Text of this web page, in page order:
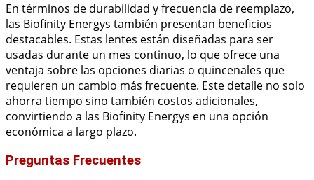
En términos de durabilidad y frecuencia de reemplazo,
las Biofinity Energys también presentan beneficios
destacables. Estas lentes están diseñadas para ser
usadas durante un mes continuo, lo que ofrece una
ventaja sobre las opciones diarias o quincenales que
requieren un cambio más frecuente. Este detalle no solo
ahorra tiempo sino también costos adicionales,
convirtiendo a las Biofinity Energys en una opción
económica a largo plazo.
Preguntas Frecuentes